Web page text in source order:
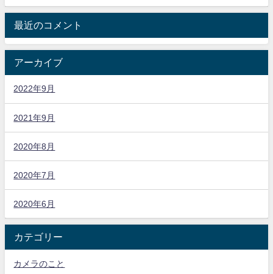
最近のコメント
アーカイブ
2022年9月
2021年9月
2020年8月
2020年7月
2020年6月
カテゴリー
カメラのこと